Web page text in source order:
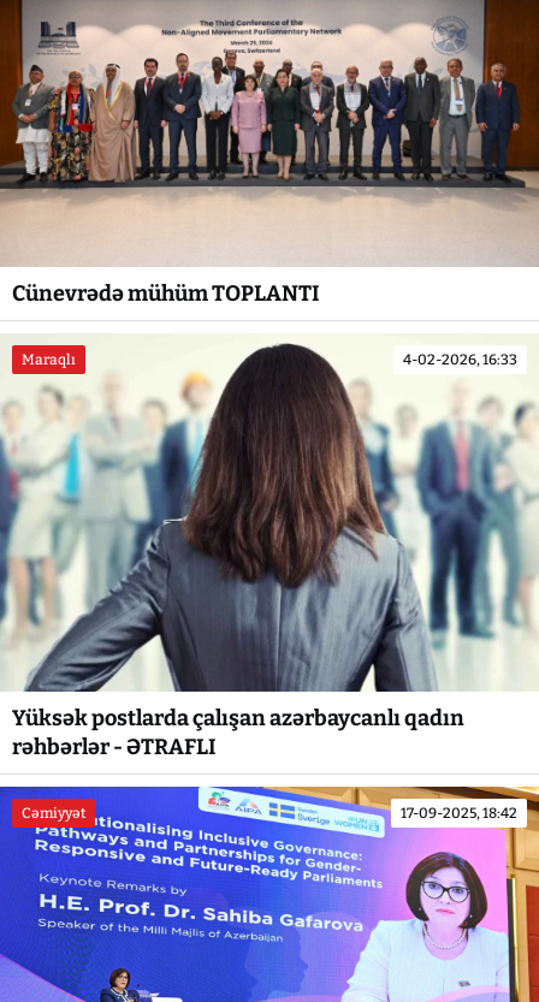
Cünevrədə mühüm TOPLANTI
Maraqlı 4-02-2026, 16:33
Yüksək postlarda çalışan azərbaycanlı qadın
rəhbərlər - ƏTRAFLI
Cəmiyyət 17-09-2025, 18:42